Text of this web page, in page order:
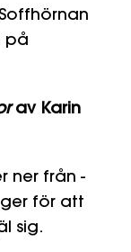
på
av Karin
ner från
för att
sig.